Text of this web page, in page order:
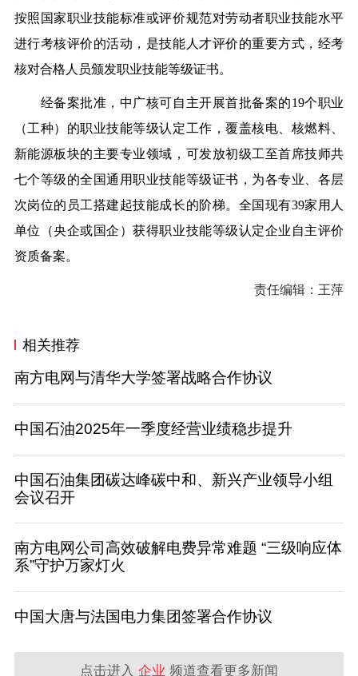
按照国家职业技能标准或评价规范对劳动者职业技能水平
进行考核评价的活动，是技能人才评价的重要方式，经考
核对合格人员颁发职业技能等级证书。
经备案批准，中广核可自主开展首批备案的19个职业
（工种）的职业技能等级认定工作，覆盖核电、核燃料、
新能源板块的主要专业领域，可发放初级工至首席技师共
七个等级的全国通用职业技能等级证书，为各专业、各层
次岗位的员工搭建起技能成长的阶梯。全国现有39家用人
单位（央企或国企）获得职业技能等级认定企业自主评价
资质备案。
责任编辑：王萍
相关推荐
南方电网与清华大学签署战略合作协议
中国石油2025年一季度经营业绩稳步提升
中国石油集团碳达峰碳中和、新兴产业领导小组
会议召开
南方电网公司高效破解电费异常难题 “三级响应体
系”守护万家灯火
中国大唐与法国电力集团签署合作协议
点击进入 企业 频道查看更多新闻